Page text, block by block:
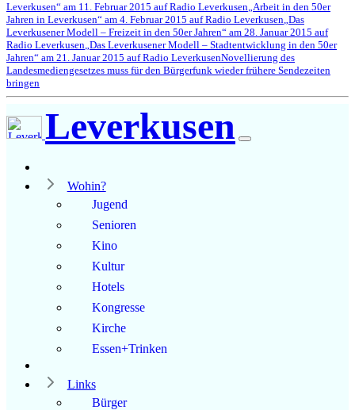
Leverkusen“ am 11. Februar 2015 auf Radio Leverkusen „Arbeit in den 50er
Jahren in Leverkusen“ am 4. Februar 2015 auf Radio Leverkusen „Das
Leverkusener Modell – Freizeit in den 50er Jahren“ am 28. Januar 2015 auf
Radio Leverkusen „Das Leverkusener Modell – Stadtentwicklung in den 50er
Jahren“ am 21. Januar 2015 auf Radio LeverkusenNovellierung des
Landesmediengesetzes muss für den Bürgerfunk wieder frühere Sendezeiten
bringen
Leverkusen
Wohin?
Jugend
Senioren
Kino
Kultur
Hotels
Kongresse
Kirche
Essen+Trinken
Links
Bürger